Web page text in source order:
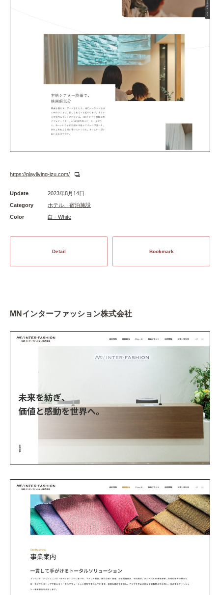
https://playliving-izu.com/
Update
2023年8月14日
Category
ホテル、宿泊施設
Color
白 - White
Detail Bookmark
MNインターファッション株式会社